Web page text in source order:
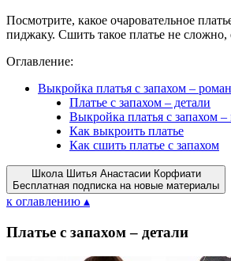
Посмотрите, какое очаровательное
пиджаку. Сшить такое платье не
Оглавление:
Выкройка платья с запахом –
Платье с запахом – детали
Выкройка платья с запахом
Как выкроить платье
Как сшить платье с запахом
Школа Шитья Анастасии Корфиати
Бесплатная подписка на новые материалы
к оглавлению ▴
Платье с запахом – детали